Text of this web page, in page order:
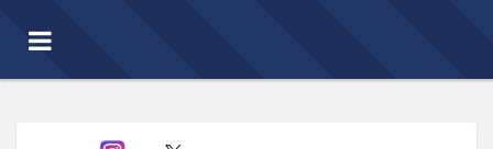
Toggle
navigation